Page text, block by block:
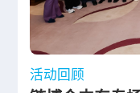
活动回顾